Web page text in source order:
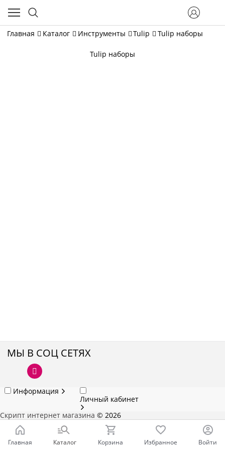
Главная Каталог Инструменты Tulip Tulip наборы
Tulip наборы
МЫ В СОЦ СЕТЯХ
Информация
Личный кабинет
Скрипт интернет магазина © 2026
Главная Каталог Корзина Избранное Войти